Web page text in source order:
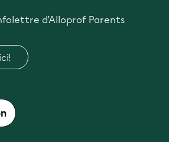
d’Alloprof Parents